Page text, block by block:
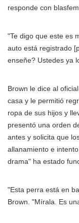
responde con
"Te digo que este es
auto está registrado
enseñe? Ustedes ya
Brown le dice al
casa y le permitió
ropa de sus hijos y
presentó una orden
antes y solicita que
allanamiento e
drama" ha estado
"Esta perra está en
Brown. "Mírala. Es